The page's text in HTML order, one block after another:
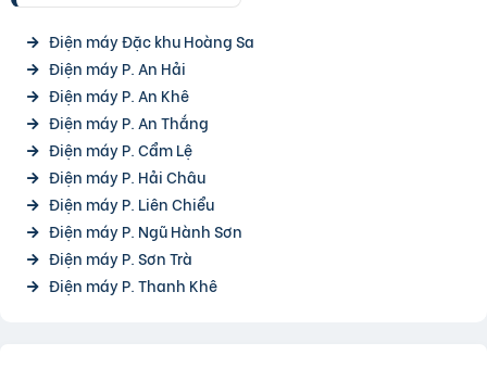
Điện máy Đặc khu Hoàng Sa
Điện máy P. An Hải
Điện máy P. An Khê
Điện máy P. An Thắng
Điện máy P. Cẩm Lệ
Điện máy P. Hải Châu
Điện máy P. Liên Chiểu
Điện máy P. Ngũ Hành Sơn
Điện máy P. Sơn Trà
Điện máy P. Thanh Khê